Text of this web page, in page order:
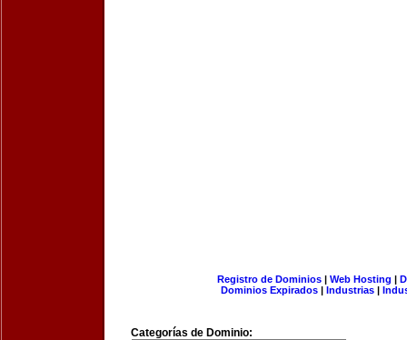
Registro de Dominios| Web Hosting |
Dominios Expirados | Industrias |
Categorías de Dominio: